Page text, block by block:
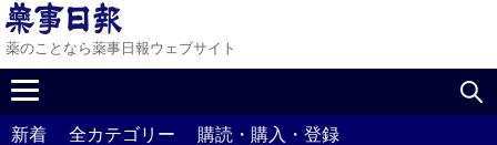
薬のことなら薬事日報ウェブサイト
新着 全カテゴリー 購読・購入・登録